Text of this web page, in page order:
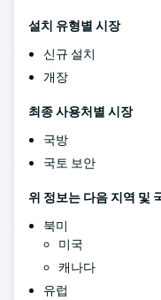
설치 유형별 시장
신규 설치
개장
최종 사용처별 시장
국방
국토 보안
위 정보는 다음 지역 및
북미
미국
캐나다
유럽